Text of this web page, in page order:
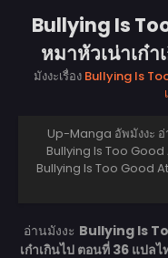
Bullying Is
หมาหัวเน่าเก๋
มังงะเรื่อง Bullying Is
Up-Manga อัพมังงะ
Bullying Is Too Good
Bullying Is Too Good
อ่านมังงะ Bullying Is
เก๋าเกินไป ตอนที่ 36 แปลไ